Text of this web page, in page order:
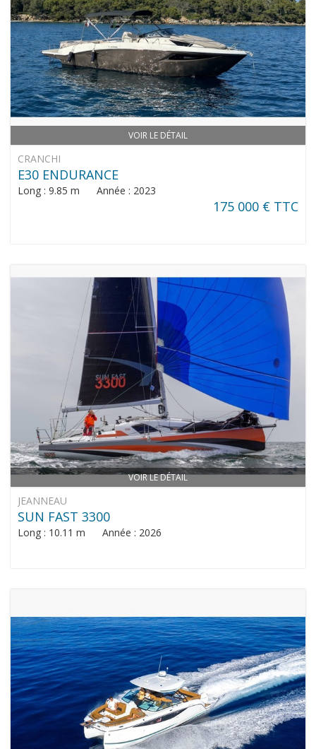
VOIR LE DÉTAIL
CRANCHI
E30 ENDURANCE
Long : 9.85 m Année : 2023
175 000 € TTC
VOIR LE DÉTAIL
JEANNEAU
SUN FAST 3300
Long : 10.11 m Année : 2026